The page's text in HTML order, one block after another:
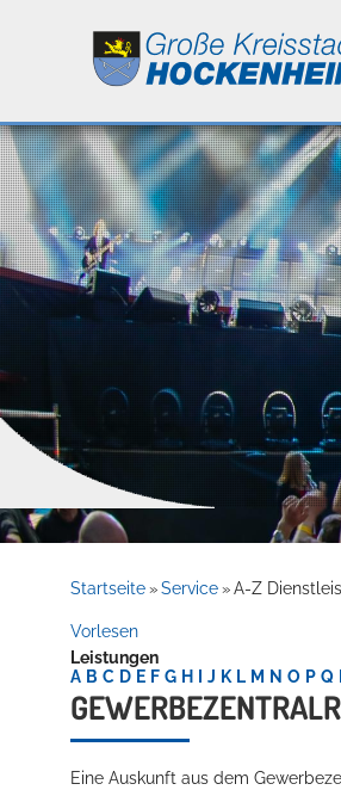
Leben
Kultur
Service
Startseite » Service » A-Z
Vorlesen
Leistungen
A B C D E F G H J K L M N O P Q
Eine Auskunft aus dem